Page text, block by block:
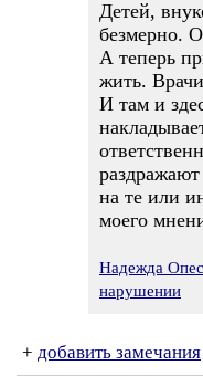
Детей,
безмерно.
А теперь
жить.
И там и
на те или
моего
Надежда
нарушении
+ добавить замечания